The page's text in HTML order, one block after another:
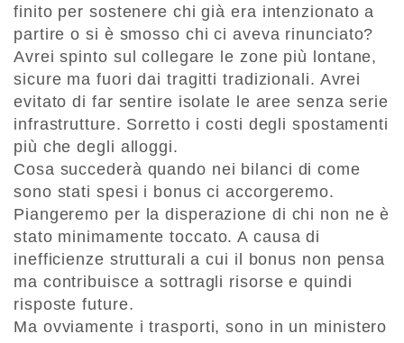
finito per sostenere chi già era intenzionato a
partire o si è smosso chi ci aveva rinunciato?
Avrei spinto sul collegare le zone più lontane,
sicure ma fuori dai tragitti tradizionali. Avrei
evitato di far sentire isolate le aree senza serie
infrastrutture. Sorretto i costi degli spostamenti
più che degli alloggi.
Cosa succederà quando nei bilanci di come
sono stati spesi i bonus ci accorgeremo.
Piangeremo per la disperazione di chi non ne è
stato minimamente toccato. A causa di
inefficienze strutturali a cui il bonus non pensa
ma contribuisce a sottragli risorse e quindi
risposte future.
Ma ovviamente i trasporti, sono in un ministero